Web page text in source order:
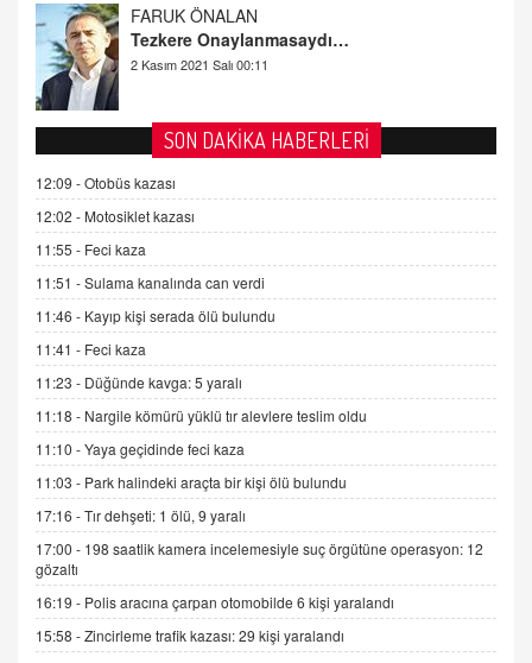
AV. DOĞAN CAN DOĞAN
15.09.2025 16:17
SEHER EREK
Kış Ayları Geldi, Hangi Önlemler Alınmalı?
9.12.2025 10:11
İNCİ GÜL AKÖL
Trump Keşke Adana'yı da Ziyaret Etse...
06.07.2026 13:00
ADEM AKÖL
Esed Destekçilerinin Yüzüne Vurulan Şamar:
Sednaya
11.12.2024 12:30
DR. EKREM ASLAN
Gerçek Ne, Algı Ne? "Beraber Yürüyoruz"
Cümlesinin Peşinden
19.07.2025 12:45
GÖNÜL MENEKŞE
SON DAKİKA HABERLERİ
12:09 -Otobüs kazası
12:02 - Motosiklet kazası
11:55 - Feci kaza
11:51 -Sulama kanalında can verdi
11:46 - Kayıp kişi serada ölü bulundu
11:41 - Feci kaza
11:23 - Düğünde kavga: 5 yaralı
11:18 - Nargile kömürü yüklü tır alevlere teslim oldu
11:10 -Yaya geçidinde feci kaza
11:03 - Park halindeki araçta bir kişi ölü bulundu
17:16 -Tır dehşeti: 1 ölü, 9 yaralı
17:00 - 198 saatlik kamera incelemesiyle suç örgütüne operasyon: 12
gözaltı
16:19 - Polis aracına çarpan otomobilde 6 kişi yaralandı
15:58 -Zincirleme trafik kazası: 29 kişi yaralandı